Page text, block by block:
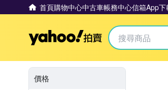
首頁購物中心中古車帳務中心信箱App下
Yahoo拍賣
價格